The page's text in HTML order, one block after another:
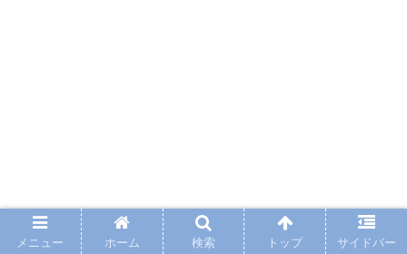
メニュー ホーム 検索 トップ サイドバー